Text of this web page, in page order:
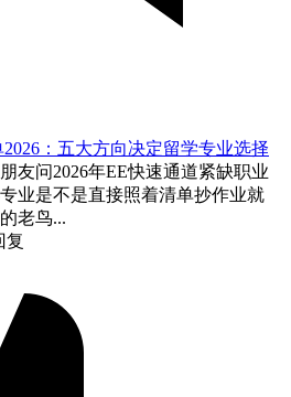
：五大方向决定留学专业选择
友问2026年EE快速通道紧缺职业
业是不是直接照着清单抄作业就
老鸟...
复